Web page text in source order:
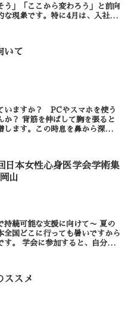
う」「ここから変わろう」と前向
な現象です。特に4月は、入社や
いて
いますか？ PCやスマホを使う
を張ると
ます。この時息を鼻から深く吸
日本女性心身医学会学術集
山
可能な支援に向けて〜 夏の
全国どこに行っても暑いですから
、自分の
ススメ